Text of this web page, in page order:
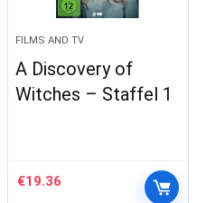
FILMS AND TV
A Discovery of
Witches – Staffel 1
€19.36